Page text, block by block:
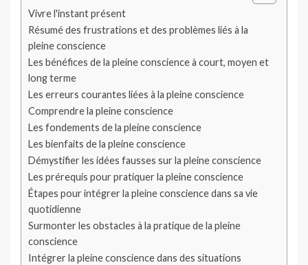
Vivre l'instant présent
Résumé des frustrations et des problèmes liés à la
pleine conscience
Les bénéfices de la pleine conscience à court, moyen et
long terme
Les erreurs courantes liées à la pleine conscience
Comprendre la pleine conscience
Les fondements de la pleine conscience
Les bienfaits de la pleine conscience
Démystifier les idées fausses sur la pleine conscience
Les prérequis pour pratiquer la pleine conscience
Étapes pour intégrer la pleine conscience dans sa vie
quotidienne
Surmonter les obstacles à la pratique de la pleine
conscience
Intégrer la pleine conscience dans des situations